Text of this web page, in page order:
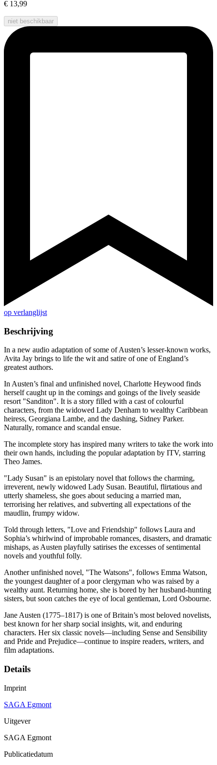
€ 13,99
niet beschikbaar
op verlanglijst
Beschrijving
In a new audio adaptation of some of Austen’s lesser-known works,
Avita Jay brings to life the wit and satire of one of England’s
greatest authors.
In Austen’s final and unfinished novel, Charlotte Heywood finds
herself caught up in the comings and goings of the lively seaside
resort "Sanditon". It is a story filled with a cast of colourful
characters, from the widowed Lady Denham to wealthy Caribbean
heiress, Georgiana Lambe, and the dashing, Sidney Parker.
Naturally, romance and scandal ensue.
The incomplete story has inspired many writers to take the work into
their own hands, including the popular adaptation by ITV, starring
Theo James.
"Lady Susan" is an epistolary novel that follows the charming,
irreverent, newly widowed Lady Susan. Beautiful, flirtatious and
utterly shameless, she goes about seducing a married man,
terrorising her relatives, and subverting all expectations of the
maudlin, frumpy widow.
Told through letters, "Love and Friendship" follows Laura and
Sophia’s whirlwind of improbable romances, disasters, and dramatic
mishaps, as Austen playfully satirises the excesses of sentimental
novels and youthful folly.
Another unfinished novel, "The Watsons", follows Emma Watson,
the youngest daughter of a poor clergyman who was raised by a
wealthy aunt. Returning home, she is bored by her husband-hunting
sisters, but soon catches the eye of local gentleman, Lord Osbourne.
Jane Austen (1775–1817) is one of Britain’s most beloved novelists,
best known for her sharp social insights, wit, and enduring
characters. Her six classic novels—including Sense and Sensibility
and Pride and Prejudice—continue to inspire readers, writers, and
film adaptations.
Details
Imprint
SAGA Egmont
Uitgever
SAGA Egmont
Publicatiedatum